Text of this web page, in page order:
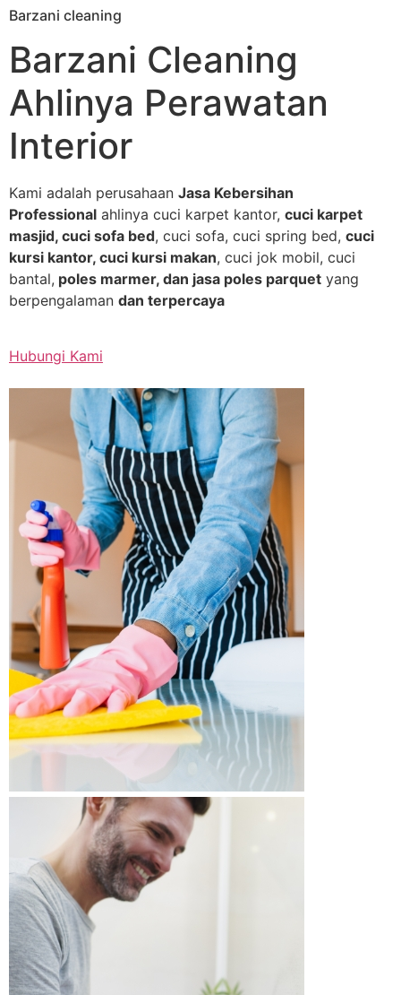
Skip
content
Barzani cleaning
Barzani Cleaning
Ahlinya Perawatan
Interior
Kami adalah perusahaan Jasa Kebersihan
Professional ahlinya cuci karpet kantor, cuci karpet
masjid, cuci sofa bed, cuci sofa, cuci spring bed, cuci
kursi kantor, cuci kursi makan, cuci jok mobil, cuci
bantal, poles marmer, dan jasa poles parquet yang
berpengalaman dan terpercaya
Hubungi Kami